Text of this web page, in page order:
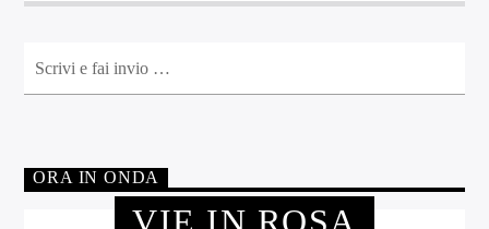
ORA IN ONDA
VIE IN ROSA